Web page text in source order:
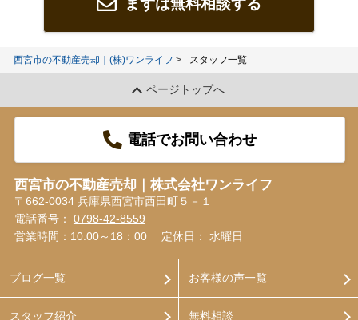
まずは無料相談する
西宮市の不動産売却｜(株)ワンライフ スタッフ一覧
ページトップへ
電話でお問い合わせ
西宮市の不動産売却｜株式会社ワンライフ
〒662-0034 兵庫県西宮市西田町５－１
電話番号： 0798-42-8559
営業時間：10:00～18：00
定休日： 水曜日
ブログ一覧
スタッフ紹介
お客様の声一覧
無料相談